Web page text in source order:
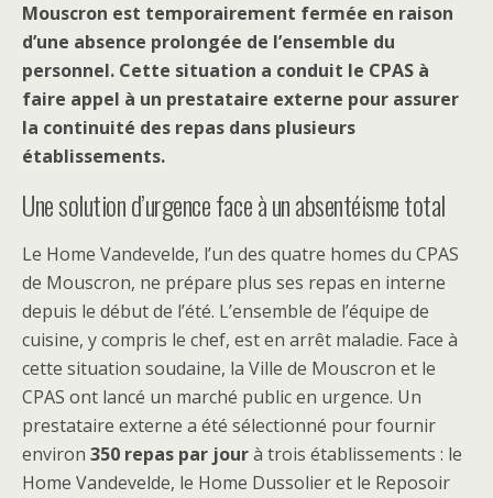
Mouscron est temporairement fermée en raison
d’une absence prolongée de l’ensemble du
personnel. Cette situation a conduit le CPAS à
faire appel à un prestataire externe pour assurer
la continuité des repas dans plusieurs
établissements.
Une solution d’urgence face à un absentéisme total
Le Home Vandevelde, l’un des quatre homes du CPAS
de Mouscron, ne prépare plus ses repas en interne
depuis le début de l’été. L’ensemble de l’équipe de
cuisine, y compris le chef, est en arrêt maladie. Face à
cette situation soudaine, la Ville de Mouscron et le
CPAS ont lancé un marché public en urgence. Un
prestataire externe a été sélectionné pour fournir
environ 350 repas par jourà trois établissements : le
Home Vandevelde, le Home Dussolier et le Reposoir